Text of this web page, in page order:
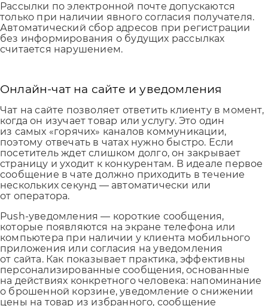
Рассылки по электронной почте допускаются
только при наличии явного согласия получателя.
Автоматический сбор адресов при регистрации
без информирования о будущих рассылках
считается нарушением.
Онлайн-чат на сайте и уведомления
Чат на сайте позволяет ответить клиенту в момент,
когда он изучает товар или услугу. Это один
из самых «горячих» каналов коммуникации,
поэтому отвечать в чатах нужно быстро. Если
посетитель ждет слишком долго, он закрывает
страницу и уходит к конкурентам. В идеале первое
сообщение в чате должно приходить в течение
нескольких секунд — автоматически или
от оператора.
Push-уведомления — короткие сообщения,
которые появляются на экране телефона или
компьютера при наличии у клиента мобильного
приложения или согласия на уведомления
от сайта. Как показывает практика, эффективны
персонализированные сообщения, основанные
на действиях конкретного человека: напоминание
о брошенной корзине, уведомление о снижении
цены на товар из избранного, сообщение